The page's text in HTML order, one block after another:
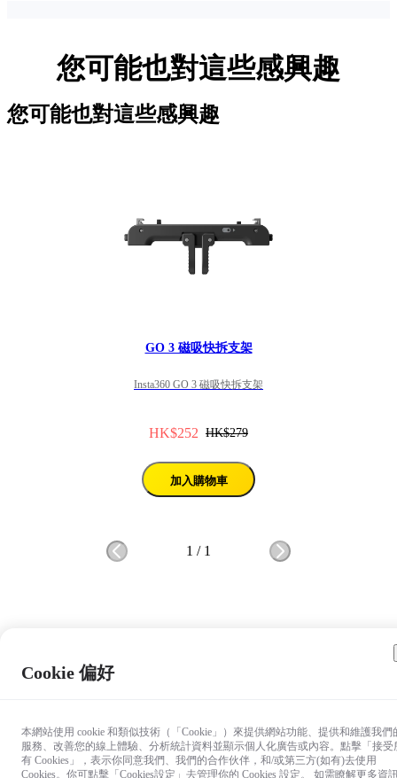
您可能也對這些感興趣
您可能也對這些感興趣
GO 3 磁吸快拆支架
Insta360 GO 3 磁吸快拆支架
HK$252 HK$279
加入購物車
1 / 1
Cookie 偏好
本網站使用 cookie 和類似技術（「Cookie」）來提供網站功能、提供和維護我們
服務、改善您的線上體驗、分析統計資料並顯示個人化廣告或內容。點擊「接受
有 Cookies」，表示你同意我們、我們的合作伙伴，和/或第三方(如有)去使用
Cookies。你可點擊「Cookies設定」去管理你的 Cookies 設定。 如需瞭解更多資